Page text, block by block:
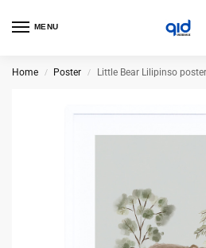
MENU
Home / Poster / Little Bear Lilipinso